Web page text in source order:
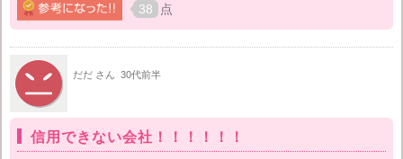
38 点
だだ さん 30代前半
信用できない会社！！！！！！